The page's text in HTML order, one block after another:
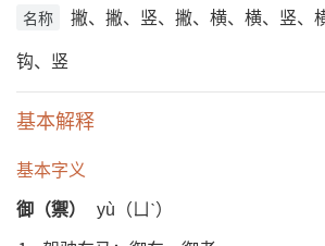
名称
撇、撇、竖、撇、横、横、竖、
钩、竖
基本解释
基本字义
御（禦）
yù（ㄩˋ）